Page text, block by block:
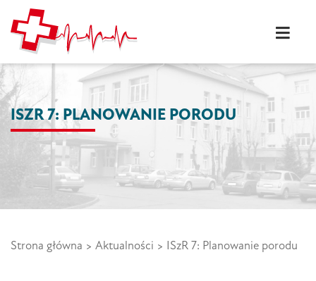
content
Szpital w Ostródzie S.A.
Wysoki poziom usług
medycznych szpital w
Ostródzie
ISZR 7: PLANOWANIE PORODU
Strona główna > Aktualności > ISzR 7: Planowanie porodu